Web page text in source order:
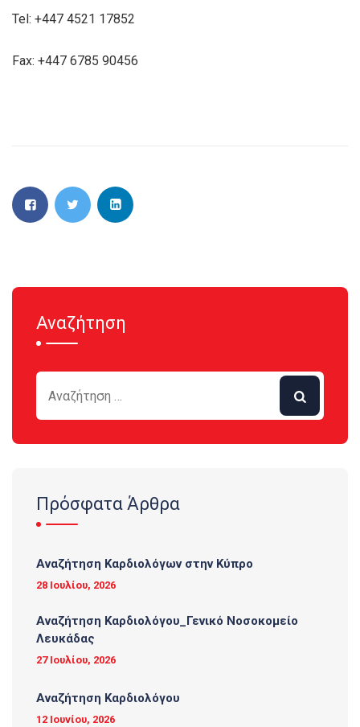
Tel: +447 4521 17852
Fax: +447 6785 90456
Αναζήτηση
Πρόσφατα Άρθρα
Αναζήτηση Καρδιολόγων στην Κύπρο
28 Ιουλίου, 2026
Αναζήτηση Καρδιολόγου_Γενικό Νοσοκομείο
Λευκάδας
27 Ιουλίου, 2026
Αναζήτηση Καρδιολόγου
12 Ιουνίου, 2026